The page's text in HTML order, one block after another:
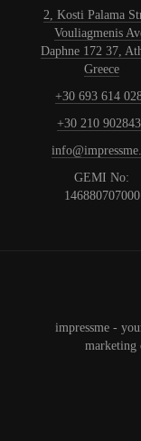
2, Kosti Palama
Vouliagmenis
Daphne 172 37,
Greece
+30 693 614
+30 210
GEMI No:
146880707000
impressme -
marketing